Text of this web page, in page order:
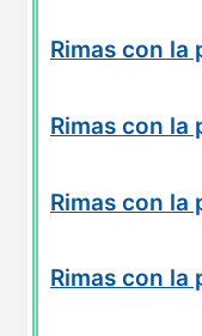
Rimas con la
Rimas con la
Rimas con la
Rimas con la